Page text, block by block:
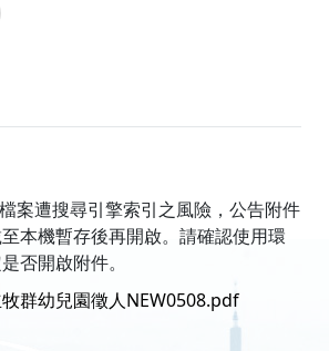
案遭搜尋引擎索引之風險，公告附件
本機暫存後再開啟。請確認使用環
否開啟附件。
群幼兒園徵人NEW0508.pdf